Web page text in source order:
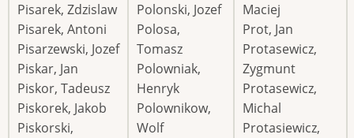
Pisarek, Zdzislaw
Pisarek, Antoni
Pisarzewski, Jozef
Piskar, Jan
Piskor, Tadeusz
Piskorek, Jakob
Piskorski,
Polonski, Jozef
Polosa,
Tomasz
Polowniak,
Henryk
Polownikow,
Wolf
Maciej
Prot, Jan
Protasewicz,
Zygmunt
Protasewicz,
Michal
Protasiewicz,